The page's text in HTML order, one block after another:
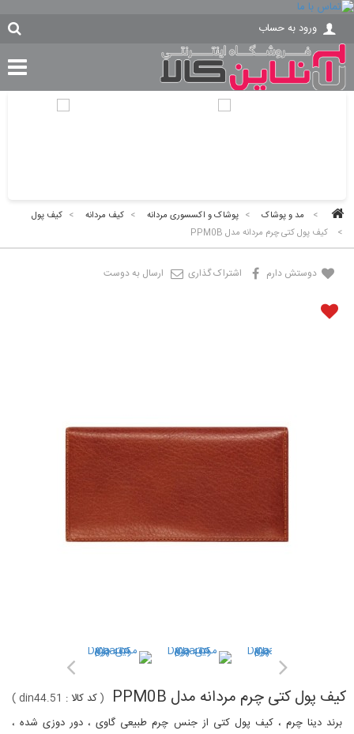
ورود به حساب
> مد و پوشاک > پوشاک و اکسسوری مردانه > کیف مردانه > کیف پول
>
کیف پول کتی چرم مردانه مدل PPM0B
دوستش دارم اشتراک گذاری ارسال به دوست
کیف پول کتی چرم مردانه مدل PPM0B (کد کالا : din44.51
)
برند دینا چرم ، کیف پول کتی از جنس چرم طبیعی گاوی ، دور دوزی شده ،